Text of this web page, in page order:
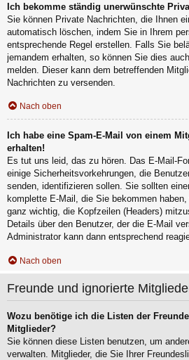
Ich bekomme ständig unerwünschte
Sie können Private Nachrichten, die Ihnen
automatisch löschen, indem Sie in Ihrem
entsprechende Regel erstellen. Falls Sie
jemandem erhalten, so können Sie dies
melden. Dieser kann dem betreffenden
Nachrichten zu versenden.
Nach oben
Ich habe eine Spam-E-Mail von einem
erhalten!
Es tut uns leid, das zu hören. Das E-Mail-
einige Sicherheitsvorkehrungen, die
senden, identifizieren sollen. Sie sollten
komplette E-Mail, die Sie bekommen
ganz wichtig, die Kopfzeilen (Headers)
Details über den Benutzer, der die E-Mail
Administrator kann dann entsprechend
Nach oben
Freunde und ignorierte
Wozu benötige ich die Listen der
Mitglieder?
Sie können diese Listen benutzen, um
verwalten. Mitglieder, die Sie Ihrer